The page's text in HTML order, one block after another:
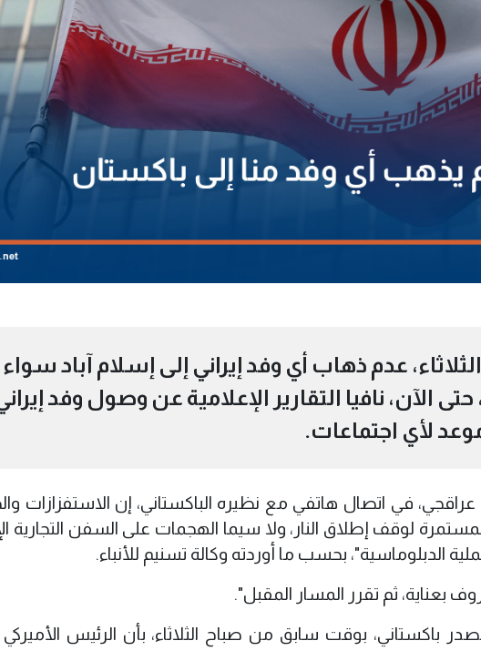
الثلاثاء، عدم ذهاب أي وفد إيراني إلى إسلام آباد سواء
الآن، نافيا التقارير الإعلامية عن وصول وفد
لأي اجتماعات.
عراقجي، في اتصال هاتفي مع نظيره الباكستاني، إن الاستفزازات
لوقف إطلاق النار، ولا سيما الهجمات على السفن التجارية
الدبلوماسية"، بحسب ما أوردته وكالة تسنيم للأنباء.
بعناية، ثم تقرر المسار المقبل".
باكستاني، بوقت سابق من صباح الثلاثاء، بأن الرئيس الأميركي